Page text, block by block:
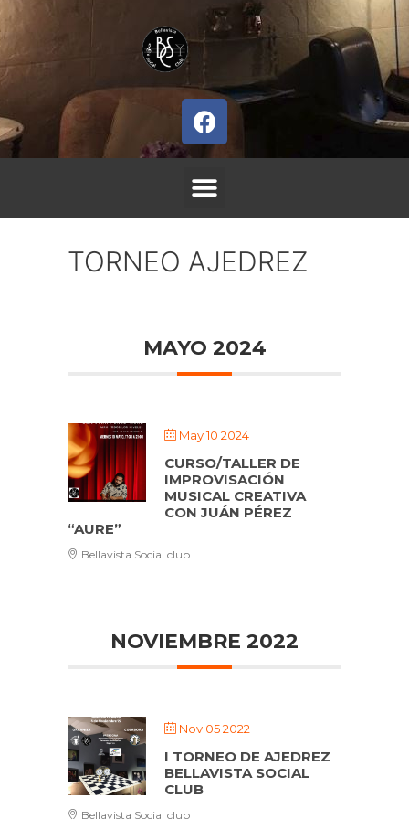
TORNEO AJEDREZ
MAYO 2024
May 10 2024
CURSO/TALLER DE
IMPROVISACIÓN
MUSICAL CREATIVA
CON JUÁN PÉREZ
“AURE”
Bellavista Social club
NOVIEMBRE 2022
Nov 05 2022
I TORNEO DE AJEDREZ
BELLAVISTA SOCIAL
CLUB
Bellavista Social club